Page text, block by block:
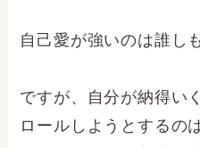
自己愛が強いのは誰し
ですが、自分が納得い
ロールしようとするの